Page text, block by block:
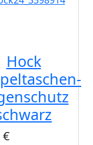
Hock
€